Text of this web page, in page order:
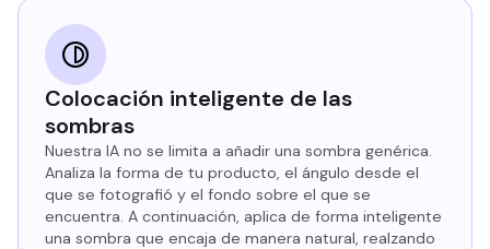
Colocación inteligente de las
sombras
Nuestra IA no se limita a añadir una sombra genérica.
Analiza la forma de tu producto, el ángulo desde el
que se fotografió y el fondo sobre el que se
encuentra. A continuación, aplica de forma inteligente
una sombra que encaja de manera natural, realzando